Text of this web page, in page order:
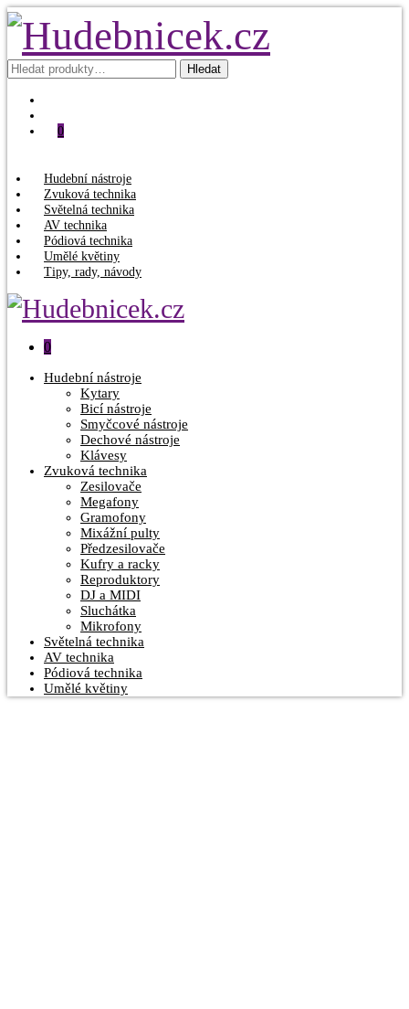
Hledat: Hledat
0
Hudební nástroje
Zvuková technika
Světelná technika
AV technika
Pódiová technika
Umělé květiny
Tipy, rady, návody
0
Hudební nástroje
Kytary
Bicí nástroje
Smyčcové nástroje
Dechové nástroje
Klávesy
Zvuková technika
Zesilovače
Megafony
Gramofony
Mixážní pulty
Předzesilovače
Kufry a racky
Reproduktory
DJ a MIDI
Sluchátka
Mikrofony
Světelná technika
AV technika
Pódiová technika
Umělé květiny